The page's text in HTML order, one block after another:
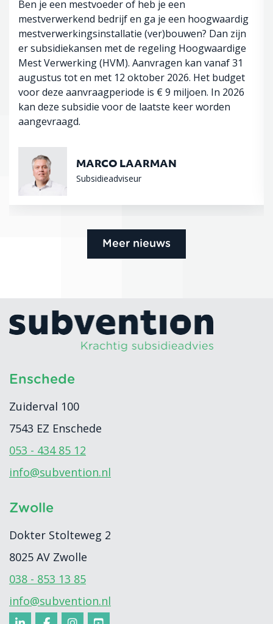
Ben je een mestvoeder of heb je een
mestverwerkend bedrijf en ga je een hoogwaardig
mestverwerkingsinstallatie (ver)bouwen? Dan zijn
er subsidiekansen met de regeling Hoogwaardige
Mest Verwerking (HVM). Aanvragen kan vanaf 31
augustus tot en met 12 oktober 2026. Het budget
voor deze aanvraagperiode is € 9 miljoen. In 2026
kan deze subsidie voor de laatste keer worden
aangevraagd.
MARCO LAARMAN
Subsidieadviseur
Meer nieuws
Enschede
Zuiderval 100
7543 EZ Enschede
053 - 434 85 12
info@subvention.nl
Zwolle
Dokter Stolteweg 2
8025 AV Zwolle
038 - 853 13 85
info@subvention.nl